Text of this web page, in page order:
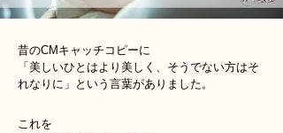
昔のCMキャッチコピーに
「美しいひとはより美しく、そうでない方はそ
れなりに」という言葉がありました。
これを